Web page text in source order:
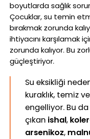
boyutlarda sağlık
Çocuklar, su temin
bırakmak zorunda
ihtiyacını karşılamak
zorunda kalıyor. Bu
güçleştiriyor.
Su eksikliği
kuraklık, temiz
engelliyor. Bu
çıkan ishal,
arsenikoz,